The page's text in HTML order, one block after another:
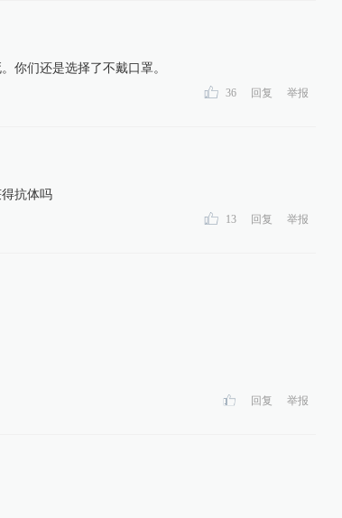
你们还是选择了不戴口罩。
36 回复 举报
抗体吗
13 回复 举报
回复 举报